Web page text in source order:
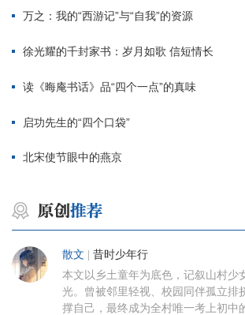
万之：我的“西游记”与“自我”的资源
徐光耀的千封家书：岁月如歌 信短情长
读《晦庵书话》品“四个一点”的真味
启功先生的“四个口袋”
北宋使节眼中的燕京
散文 | 昔时少年行
本文以乡土童年为底色，记叙山村少
光。曾被邻里轻视、校园同伴孤立排
撑自己，最终成为全村唯一考上初中